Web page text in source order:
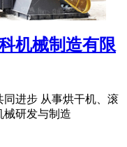
机械制造有限
进步 从事烘干机、滚
械研发与制造